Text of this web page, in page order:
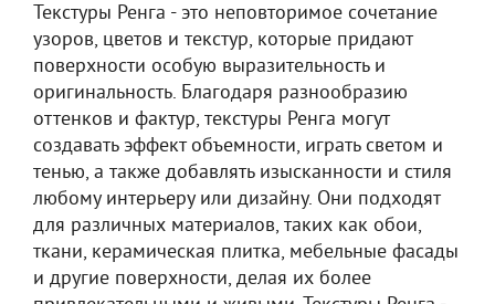
Текстуры Ренга - это неповторимое сочетание
узоров, цветов и текстур, которые придают
поверхности особую выразительность и
оригинальность. Благодаря разнообразию
оттенков и фактур, текстуры Ренга могут
создавать эффект объемности, играть светом и
тенью, а также добавлять изысканности и стиля
любому интерьеру или дизайну. Они подходят
для различных материалов, таких как обои,
ткани, керамическая плитка, мебельные фасады
и другие поверхности, делая их более